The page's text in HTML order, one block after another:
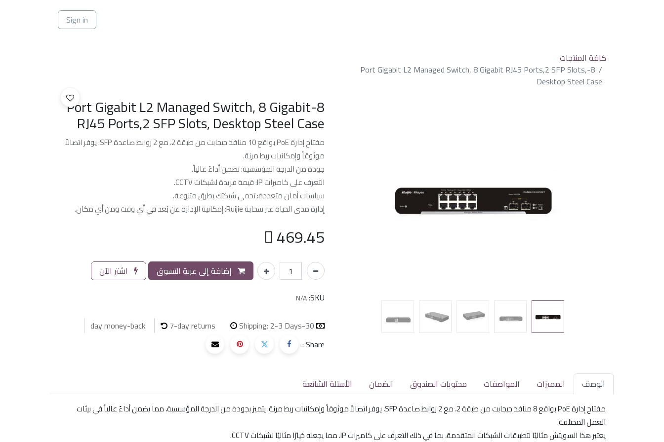
Sign in
كافة المنتجات
8-Port Gigabit L2 Managed Switch, 8 Gigabit RJ45 Ports,2 SFP Slots,
Desktop Steel Case
8-Port Gigabit L2 Managed Switch, 8 Gigabit
RJ45 Ports,2 SFP Slots, Desktop Steel Case
مفتاح إدارة PoE بواقع 10 منافذ جيجابت من طبقة 2، مع 2 روابط صاعدة SFP: يوفر اتصالاً
موثوقاً وإمكانيات ربط مرنة.
جودة من الدرجة المؤسسية: تضمن أداءً عالياً.
التعرف على كاميرات IP: قيمة فريدة لشبكات CCTV.
سياسات أمان متعددة: تحمي شبكتك بطرق متنوعة.
إدارة مدى الحياة عبر سحابة Ruijie: إمكانية الإدارة عن بُعد في أي وقت ومن أي مكان.
469.45
إضافة إلى عربة التسوق
اشترِ الآن
SKU:
N/A
30-day money-back
7-day returns
Shipping: 2-3 Days
Share :
الوصف المميزات المواصفات محتويات الصندوق الضمان الأسئلة الشائعة
مفتاح إدارة PoE بواقع 8 منافذ جيجابت من طبقة 2، مع 2 روابط صاعدة SFP، يوفر اتصالاً موثوقاً وإمكانيات ربط مرنة. يتميز بجودة من الدرجة المؤسسية، مما يضمن أداءً عالياً في بيئات
العمل المختلفة.
يعتبر هذا السويتش مثاليًا لتطبيقات الشبكات المتقدمة، بما في ذلك التعرف على كاميرات IP، مما يجعله خيارًا مثاليًا لشبكات CCTV.